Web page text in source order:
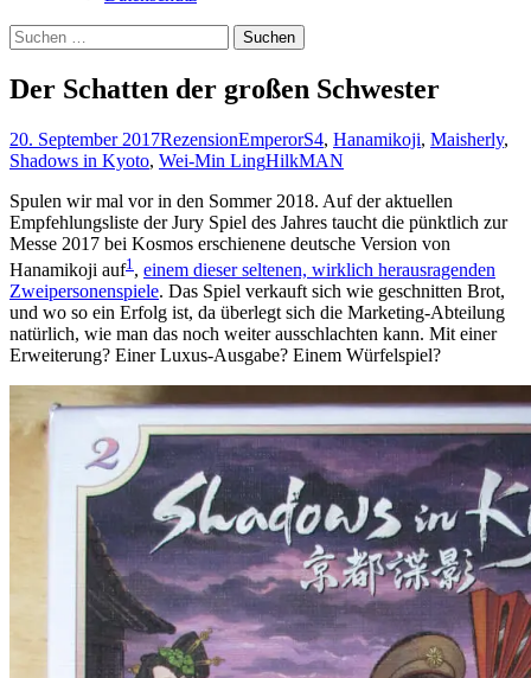
Suchen
nach:
Der Schatten der großen Schwester
20. September 2017RezensionEmperorS4, Hanamikoji, Maisherly,
Shadows in Kyoto, Wei-Min LingHilkMAN
Spulen wir mal vor in den Sommer 2018. Auf der aktuellen
Empfehlungsliste der Jury Spiel des Jahres taucht die pünktlich zur
Messe 2017 bei Kosmos erschienene deutsche Version von
Hanamikoji auf1 , einem dieser seltenen, wirklich herausragenden
Zweipersonenspiele. Das Spiel verkauft sich wie geschnitten Brot,
und wo so ein Erfolg ist, da überlegt sich die Marketing-Abteilung
natürlich, wie man das noch weiter ausschlachten kann. Mit einer
Erweiterung? Einer Luxus-Ausgabe? Einem Würfelspiel?